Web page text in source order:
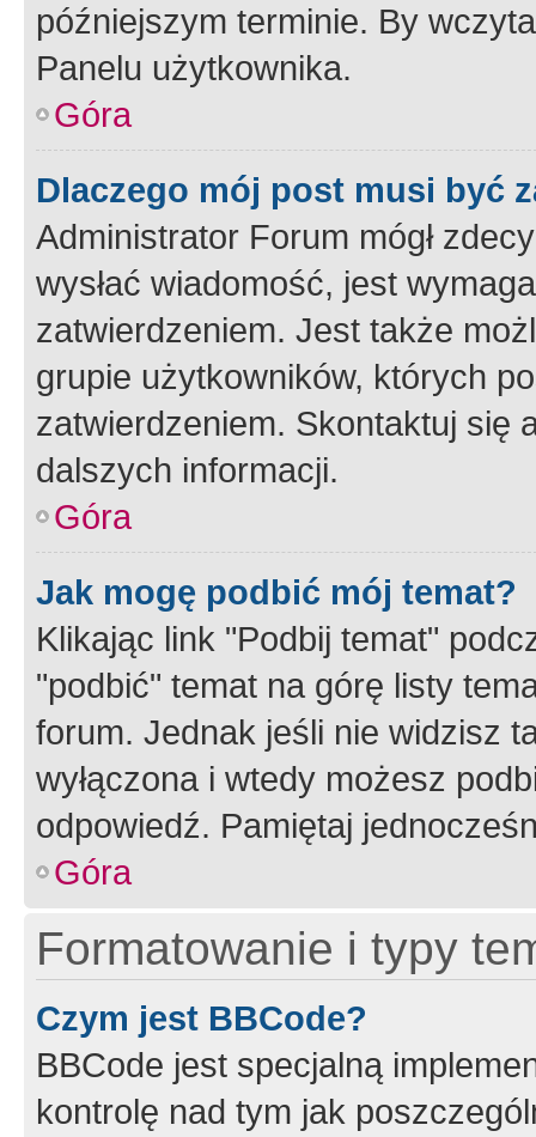
późniejszym terminie. By
Panelu użytkownika.
Góra
Dlaczego mój post musi być
Administrator Forum mógł
wysłać wiadomość, jest
zatwierdzeniem. Jest także
grupie użytkowników, których
zatwierdzeniem. Skontaktuj się
dalszych informacji.
Góra
Jak mogę podbić mój temat?
Klikając link "Podbij temat"
"podbić" temat na górę listy
forum. Jednak jeśli nie widzisz
wyłączona i wtedy możesz
odpowiedź. Pamiętaj
Góra
Formatowanie i typy
Czym jest BBCode?
BBCode jest specjalną
kontrolę nad tym jak